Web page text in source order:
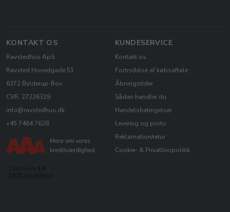
KONTAKT OS
Ravstedhus ApS
Ravsted Hovedgade 51
6372 Bylderup-Bov
CVR: 27226329
info@ravstedhus.dk
+45 7464 7628
KUNDESERVICE
Kontakt os
Fortrydelse af købsaftale
Åbningstider
Sådan handler du
Handelsbetingelser
Levering og porto
Reklamation/retur
Cookie- & Privatlivspolitik